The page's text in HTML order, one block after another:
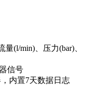
量(l/min)、压力(bar)、
信号
内置7天数据日志